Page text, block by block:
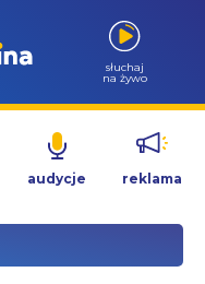
słuchaj
na żywo
audycje reklama